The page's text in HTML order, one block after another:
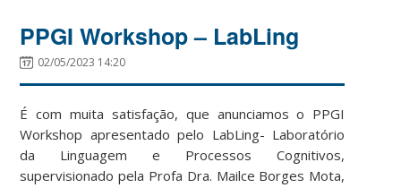
PPGI Workshop – LabLing
02/05/2023 14:20
É com muita satisfação, que anunciamos o PPGI
Workshop apresentado pelo LabLing- Laboratório
da Linguagem e Processos Cognitivos,
supervisionado pela Profa Dra. Mailce Borges Mota,